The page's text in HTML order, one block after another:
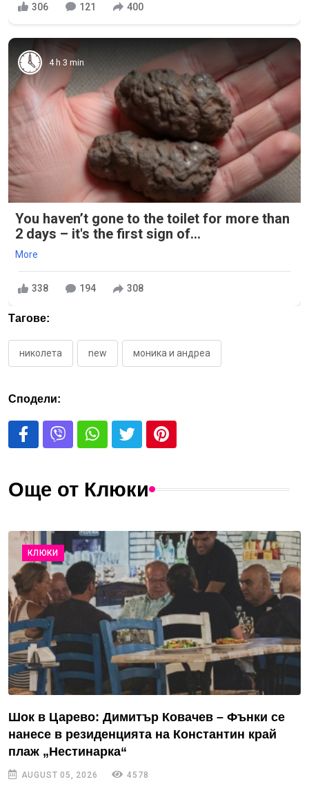
306 121 400
4 h 3 min
You haven’t gone to the toilet for more than
2 days – it's the first sign of...
More
338 194 308
Тагове:
николета new моника и андреа
Сподели:
Още от Клюки
КЛЮКИ
Шок в Царево: Димитър Ковачев – Фънки се
нанесе в резиденцията на Константин край
плаж „Нестинарка“
AUGUST 05, 2026 4578